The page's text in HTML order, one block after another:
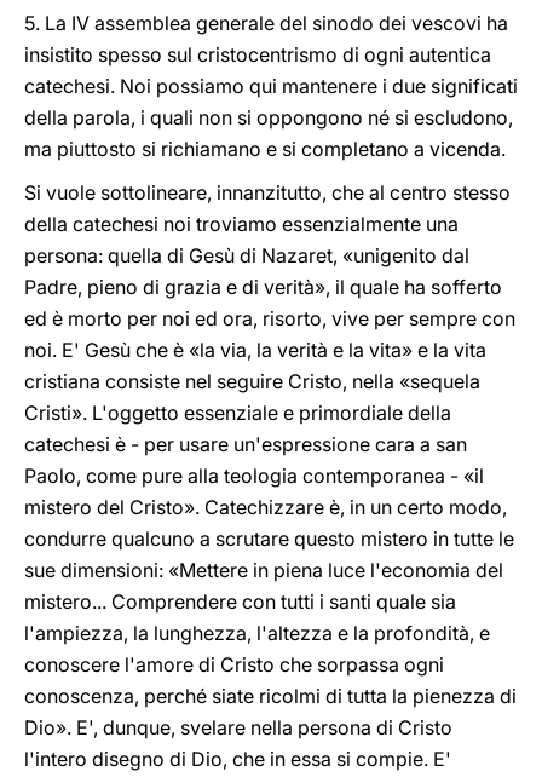
5. La IV assemblea generale del sinodo dei vescovi ha
insistito spesso sul cristocentrismo di ogni autentica
catechesi. Noi possiamo qui mantenere i due significati
della parola, i quali non si oppongono né si escludono,
ma piuttosto si richiamano e si completano a vicenda.
Si vuole sottolineare, innanzitutto, che al centro stesso
della catechesi noi troviamo essenzialmente una
persona: quella di Gesù di Nazaret, «unigenito dal
Padre, pieno di grazia e di verità», il quale ha sofferto
ed è morto per noi ed ora, risorto, vive per sempre con
noi. E' Gesù che è «la via, la verità e la vita» e la vita
cristiana consiste nel seguire Cristo, nella «sequela
Cristi». L'oggetto essenziale e primordiale della
catechesi è - per usare un'espressione cara a san
Paolo, come pure alla teologia contemporanea - «il
mistero del Cristo». Catechizzare è, in un certo modo,
condurre qualcuno a scrutare questo mistero in tutte le
sue dimensioni: «Mettere in piena luce l'economia del
mistero... Comprendere con tutti i santi quale sia
l'ampiezza, la lunghezza, l'altezza e la profondità, e
conoscere l'amore di Cristo che sorpassa ogni
conoscenza, perché siate ricolmi di tutta la pienezza di
Dio». E', dunque, svelare nella persona di Cristo
l'intero disegno di Dio, che in essa si compie. E'